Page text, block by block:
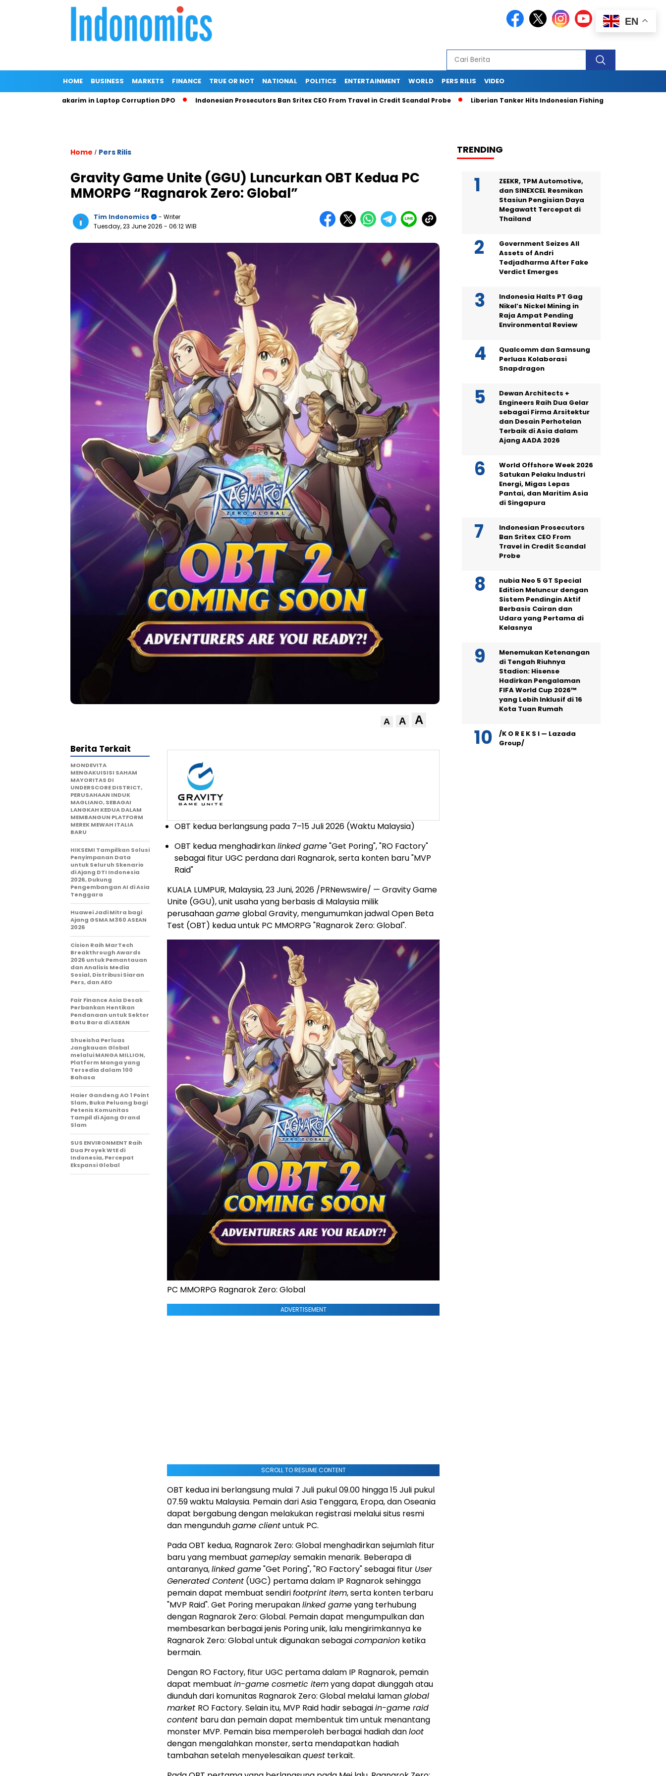
HOME BUSINESS MARKETS FINANCE TRUE OR NOT NATIONAL POLITICS ENTERTAINMENT WORLD PERS RILIS VIDEO
Makarim in Laptop Corruption DPO Indonesian Prosecutors Ban Sritex CEO From Travel in Credit Scandal Probe Liberian Tanker Hits Indonesian Fishing Boat, Fleeing After Crash
Home / Pers Rilis
Gravity Game Unite (GGU) Luncurkan OBT Kedua PC
MMORPG “Ragnarok Zero: Global”
Tim Indonomics
- Writer
Tuesday, 23 June 2026 - 06:12 WIB
A A A
OBT kedua berlangsung pada 7–15 Juli 2026 (Waktu Malaysia)
OBT kedua menghadirkanlinked game"Get Poring", "RO Factory"
sebagai fitur UGC perdana dari Ragnarok, serta konten baru "MVP
Raid"
KUALA LUMPUR, Malaysia,23 Juni, 2026 /PRNewswire/ — Gravity Game
Unite (GGU), unit usaha yang berbasis di Malaysia milik
perusahaangame global Gravity, mengumumkan jadwal Open Beta
Test (OBT) kedua untuk PC MMORPG "Ragnarok Zero: Global".
PC MMORPG Ragnarok Zero: Global
ADVERTISEMENT
SCROLL TO RESUME CONTENT
OBT kedua ini berlangsung mulai 7 Juli pukul 09.00 hingga 15 Juli pukul
07.59 waktu Malaysia. Pemain dari Asia Tenggara, Eropa, dan Oseania
dapat bergabung dengan melakukan registrasi melalui situs resmi
dan mengunduhgame clientuntuk PC.
Pada OBT kedua, Ragnarok Zero: Global menghadirkan sejumlah fitur
baru yang membuat gameplaysemakin menarik. Beberapa di
antaranya,linked game"Get Poring", "RO Factory" sebagai fitur User
Generated Content (UGC) pertama dalam IP Ragnarok sehingga
pemain dapat membuat sendirifootprint item, serta konten terbaru
"MVP Raid". Get Poring merupakanlinked gameyang terhubung
dengan Ragnarok Zero: Global. Pemain dapat mengumpulkan dan
membesarkan berbagai jenis Poring unik, lalu mengirimkannya ke
Ragnarok Zero: Global untuk digunakan sebagaicompanion ketika
bermain.
Dengan RO Factory, fitur UGC pertama dalam IP Ragnarok, pemain
dapat membuat in-game cosmetic itemyang dapat diunggah atau
diunduh dari komunitas Ragnarok Zero: Global melalui lamanglobal
market RO Factory. Selain itu, MVP Raid hadir sebagaiin-game raid
content baru dan pemain dapat membentuk tim untuk menantang
monster MVP. Pemain bisa memperoleh berbagai hadiah danloot
dengan mengalahkan monster, serta mendapatkan hadiah
tambahan setelah menyelesaikanquest terkait.
Berita Terkait
MONDEVITA
MENGAKUISISI SAHAM
MAYORITAS DI
UNDERSCORE DISTRICT,
PERUSAHAAN INDUK
MAGLIANO, SEBAGAI
LANGKAH KEDUA DALAM
MEMBANGUN PLATFORM
MEREK MEWAH ITALIA
BARU
HIKSEMI Tampilkan Solusi
Penyimpanan Data
untuk Seluruh Skenario
di Ajang DTI Indonesia
2026, Dukung
Pengembangan AI di Asia
Tenggara
Huawei Jadi Mitra bagi
Ajang GSMA M360 ASEAN
2026
Cision Raih MarTech
Breakthrough Awards
2026 untuk Pemantauan
dan Analisis Media
Sosial, Distribusi Siaran
Pers, dan AEO
Fair Finance Asia Desak
Perbankan Hentikan
Pendanaan untuk Sektor
Batu Bara di ASEAN
Shueisha Perluas
Jangkauan Global
melalui MANGA MILLION,
Platform Manga yang
Tersedia dalam 100
Bahasa
Haier Gandeng AO 1 Point
Slam, Buka Peluang bagi
Petenis Komunitas
Tampil di Ajang Grand
Slam
SUS ENVIRONMENT Raih
Dua Proyek WtE di
Indonesia, Percepat
Ekspansi Global
TRENDING
ZEEKR, TPM Automotive,
dan SINEXCEL Resmikan
Stasiun Pengisian Daya
Megawatt Tercepat di
Thailand
Government Seizes All
Assets of Andri
Tedjadharma After Fake
Verdict Emerges
Indonesia Halts PT Gag
Nikel’s Nickel Mining in
Raja Ampat Pending
Environmental Review
Qualcomm dan Samsung
Perluas Kolaborasi
Snapdragon
Dewan Architects +
Engineers Raih Dua Gelar
sebagai Firma Arsitektur
dan Desain Perhotelan
Terbaik di Asia dalam
Ajang AADA 2026
World Offshore Week 2026
Satukan Pelaku Industri
Energi, Migas Lepas
Pantai, dan Maritim Asia
di Singapura
Indonesian Prosecutors
Ban Sritex CEO From
Travel in Credit Scandal
Probe
nubia Neo 5 GT Special
Edition Meluncur dengan
Sistem Pendingin Aktif
Berbasis Cairan dan
Udara yang Pertama di
Kelasnya
Menemukan Ketenangan
di Tengah Riuhnya
Stadion: Hisense
Hadirkan Pengalaman
FIFA World Cup 2026™
yang Lebih Inklusif di 16
Kota Tuan Rumah
/K O R E K S I — Lazada
Group/
EN